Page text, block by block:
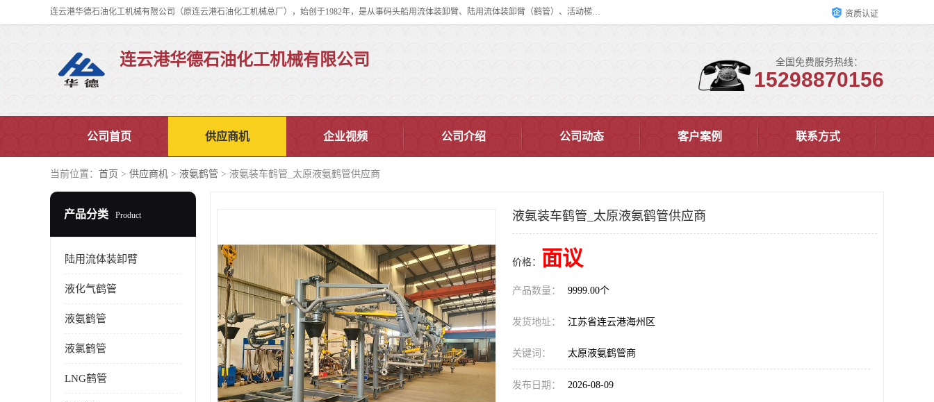
连云港华德石油化工机械有限公司（原连云港石油化工机械总厂），始创于1982年，是从事码头船用流体装卸臂、陆用流体装卸臂（鹤管）、活动梯、钢构平台、定量装车系统等全系列流体装卸设备的设计、制造、销售以及服务的专业供应商。 资质认证
连云港华德石油化工机械有限公司 全国免费服务热线：
15298870156
公司首页 供应商机 企业视频 公司介绍 公司动态 客户案例 联系方式
当前位置： 首页 > 供应商机 > 液氨鹤管 > 液氨装车鹤管_太原液氨鹤管供应商
产品分类 Product
陆用流体装卸臂
液化气鹤管
液氨鹤管
液氯鹤管
LNG鹤管
液氨装车鹤管_太原液氨鹤管供应商
价格： 面议
产品数量： 9999.00个
发货地址： 江苏省连云港海州区
关键词： 太原液氨鹤管商
发布日期： 2026-08-09